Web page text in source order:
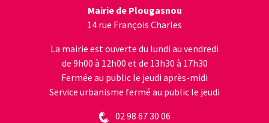
Mairie de Plougasnou
14 rue François Charles
La mairie est ouverte du lundi au vendredi
de 9h00 à 12h00 et de 13h30 à 17h30
Fermée au public le jeudi après-midi
Service urbanisme fermé au public le jeudi
02 98 67 30 06